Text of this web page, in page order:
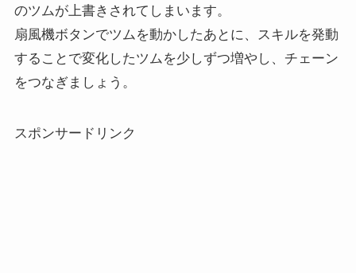
のツムが上書きされてしまいます。
扇風機ボタンでツムを動かしたあとに、スキルを発動
することで変化したツムを少しずつ増やし、チェーン
をつなぎましょう。
スポンサードリンク